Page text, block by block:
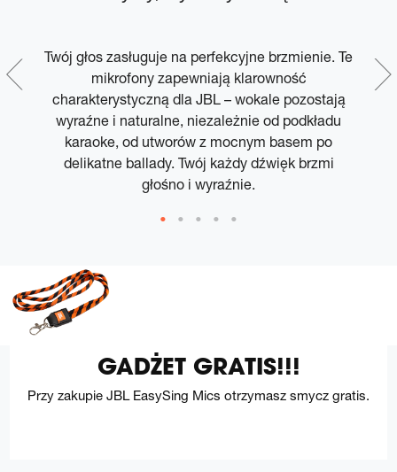
Twój głos zasługuje na perfekcyjne brzmienie. Te
mikrofony zapewniają klarowność
charakterystyczną dla JBL – wokale pozostają
wyraźne i naturalne, niezależnie od podkładu
karaoke, od utworów z mocnym basem po
delikatne ballady. Twój każdy dźwięk brzmi
głośno i wyraźnie.
GADŻET GRATIS!!!
Przy zakupie JBL EasySing Mics otrzymasz smycz gratis.